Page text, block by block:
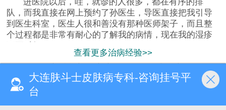
队，而我直接在网上预约了孙医生，导医直接把我引导
到医生科室，医生人很和善没有那种医师架子，而且整
个过程都是非常有耐心的了解我的病情，现在我的湿疹
查看更多治病经验>>
首页
医院简介 预约挂号 来院路线
大连肤斗士皮肤病专科-咨询挂号平
台